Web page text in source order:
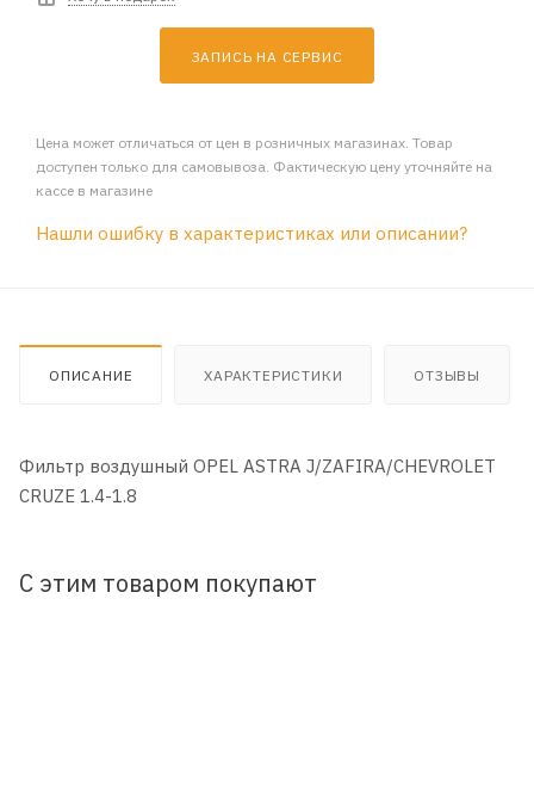
ЗАПИСЬ НА СЕРВИС
Цена может отличаться от цен в розничных магазинах. Товар
доступен только для самовывоза. Фактическую цену уточняйте на
кассе в магазине
Нашли ошибку в характеристиках или описании?
ОПИСАНИЕ ХАРАКТЕРИСТИКИ ОТЗЫВЫ
Фильтр воздушный OPEL ASTRA J/ZAFIRA/CHEVROLET
CRUZE 1.4-1.8
С этим товаром покупают